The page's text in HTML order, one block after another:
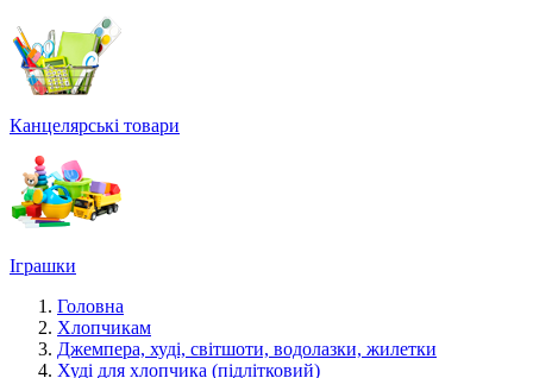
Канцелярські товари
Іграшки
Головна
Хлопчикам
Джемпера, худі, світшоти, водолазки, жилетки
Худі для хлопчика (підлітковий)